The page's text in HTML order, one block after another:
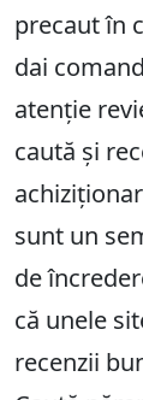
precaut în
dai
atenție
caută și
sunt un
de
că unele
recenzii